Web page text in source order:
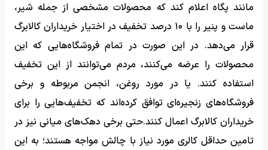
مانند پگاه اعلام کند که محصولات مشخصی از جمله شیر،
ماست و پنیر را با ۱۰ درصد تخفیف در اختیار خریداران کالابرگ
قرار می‌دهد. در این صورت در تمام فروشگاه‌هایی که این
محصولات را عرضه می‌کنند، مردم می‌توانند از این تخفیف
استفاده کنند. یا در مورد روغن، انجمن مربوطه و برخی
فروشگاه‌های زنجیره‌ای توافق کرده‌اند که تخفیف‌هایی را برای
خریداران کالابرگ اعمال کنند.حتی برخی دهک‌های میانی نیز در
تامین حداقل کالری مورد نیاز با چالش مواجه هستند؛ به این